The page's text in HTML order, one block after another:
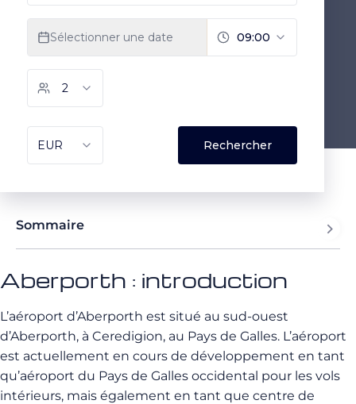
Sommaire
Aberporth : introduction
L’aéroport d’Aberporth est situé au sud-ouest
d’Aberporth, à Ceredigion, au Pays de Galles. L’aéroport
est actuellement en cours de développement en tant
qu’aéroport du Pays de Galles occidental pour les vols
intérieurs, mais également en tant que centre de